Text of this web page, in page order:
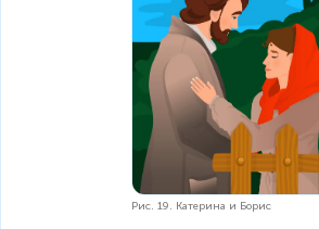
Рис. 19. Катерина и Борис